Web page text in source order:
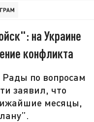
на Украине
конфликта
по вопросам
заявил, что
месяцы,